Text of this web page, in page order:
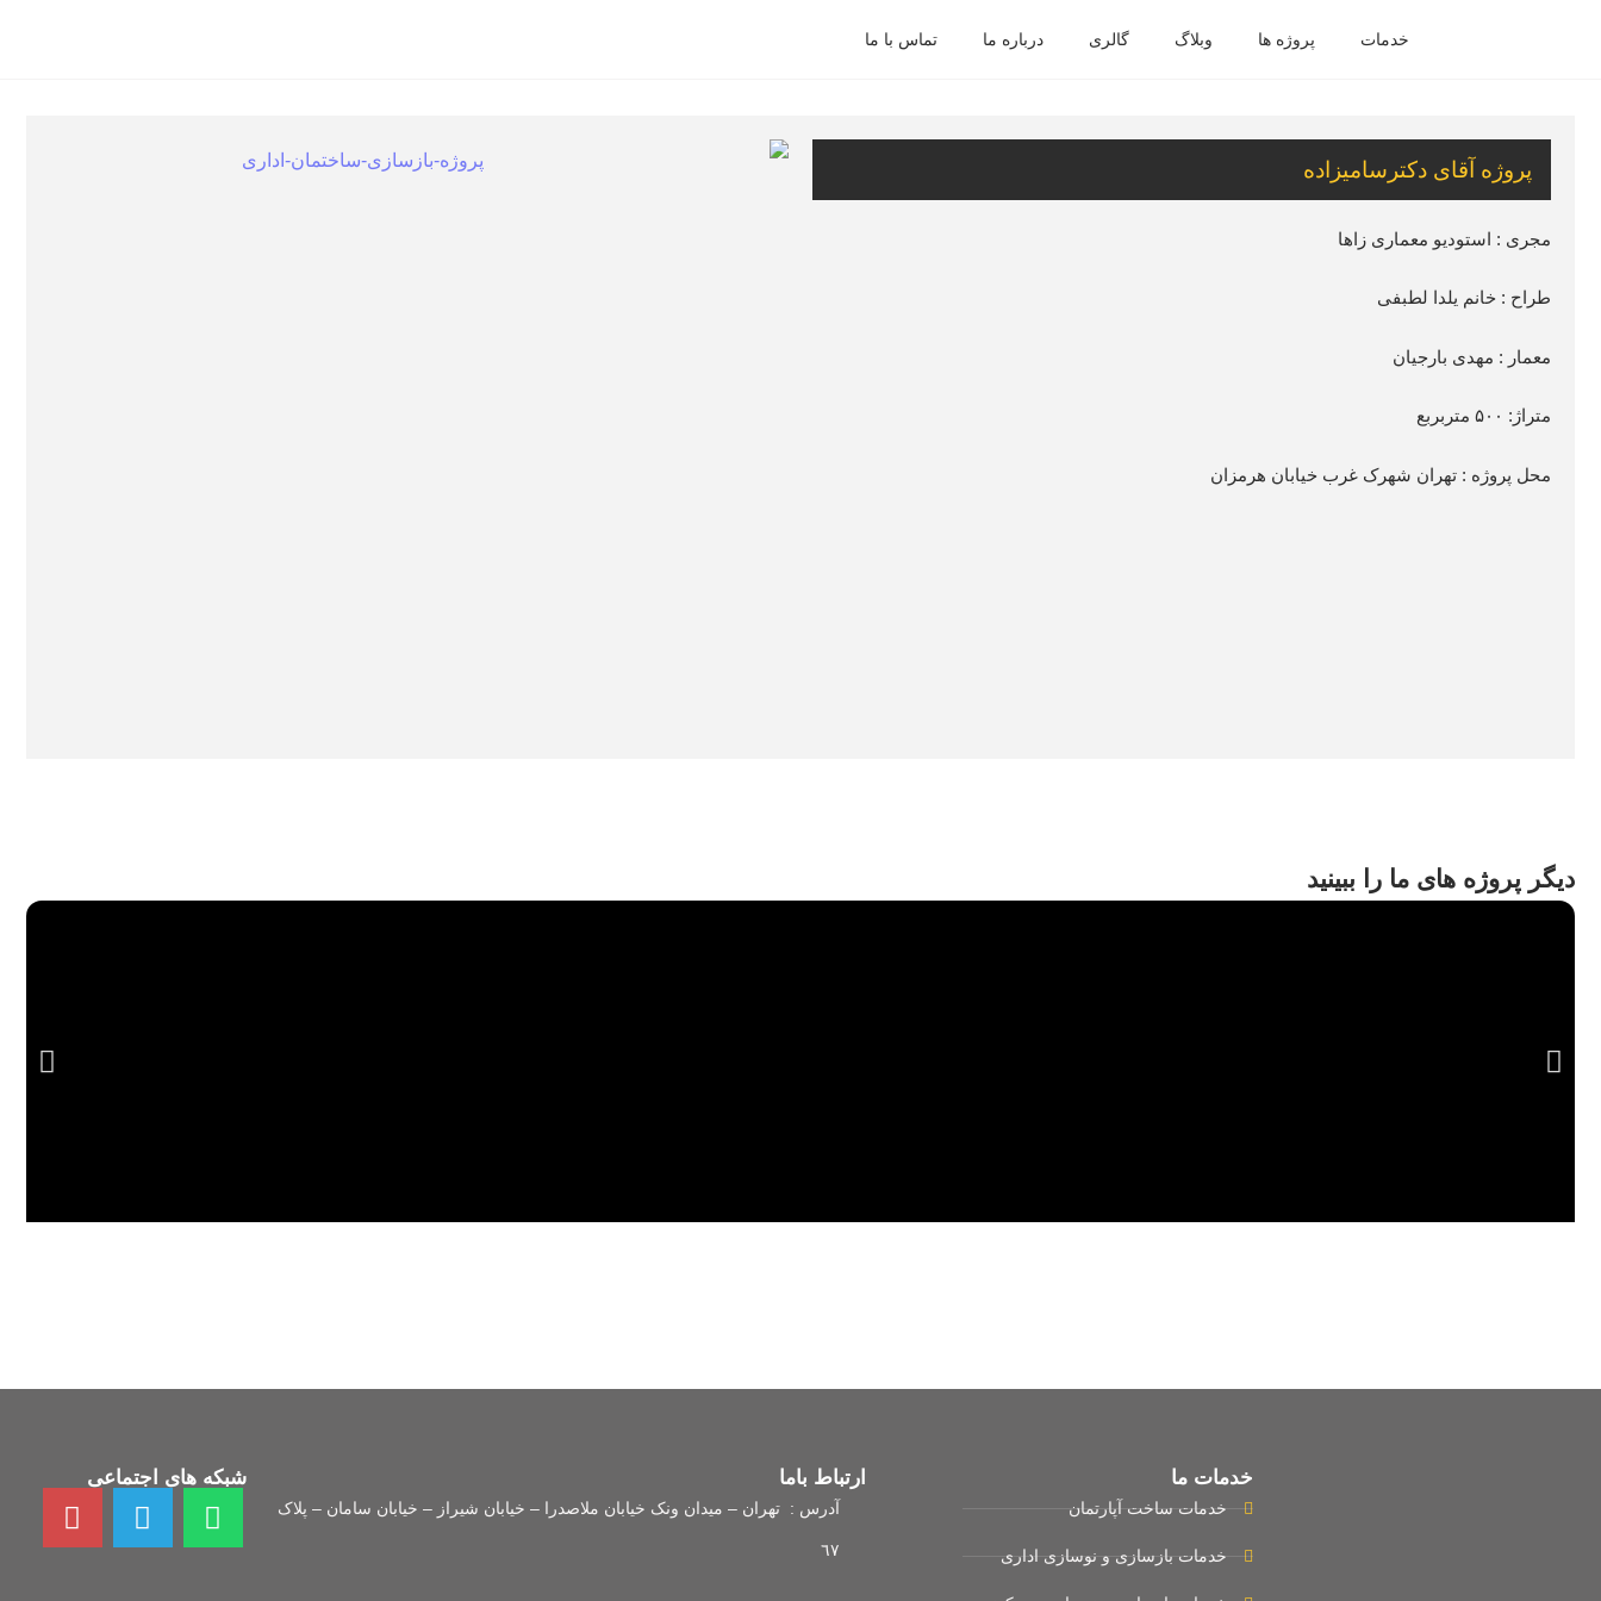
خدمات پروژه ها وبلاگ گالری درباره ما تماس با ما
پروژه آقای دکترسامیزاده
مجری : استودیو معماری زاها
طراح : خانم یلدا لطبفی
معمار : مهدی بارجیان
متراژ: ۵۰۰ متربربع
محل پروژه : تهران شهرک غرب خیابان هرمزان
دیگر پروژه های ما را ببینید
خدمات ما
خدمات ساخت آپارتمان
خدمات بازسازی و نوسازی اداری
ارتباط باما
آدرس : تهران – ميدان ونک خيابان ملاصدرا – خيابان شيراز – خيابان سامان – پلاک
٦٧
شبکه های اجتماعی